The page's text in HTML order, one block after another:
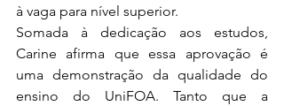
à vaga para nível superior.
Somada à dedicação aos estudos,
Carine afirma que essa aprovação é
uma demonstração da qualidade do
ensino do UniFOA. Tanto que a